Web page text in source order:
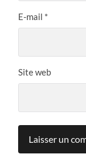
E-mail *
Site web